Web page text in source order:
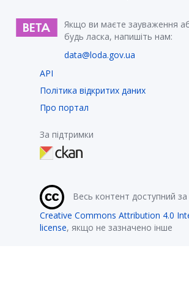
Якщо ви маєте зауваження
будь ласка, напишіть нам:
data@loda.gov.ua
API
Політика відкритих даних
Про портал
За підтримки
Весь контент доступний за
Creative Commons Attribution 4.0
license, якщо не зазначено інше